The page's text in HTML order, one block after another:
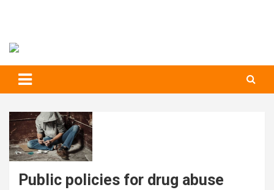
Public policies for drug abuse